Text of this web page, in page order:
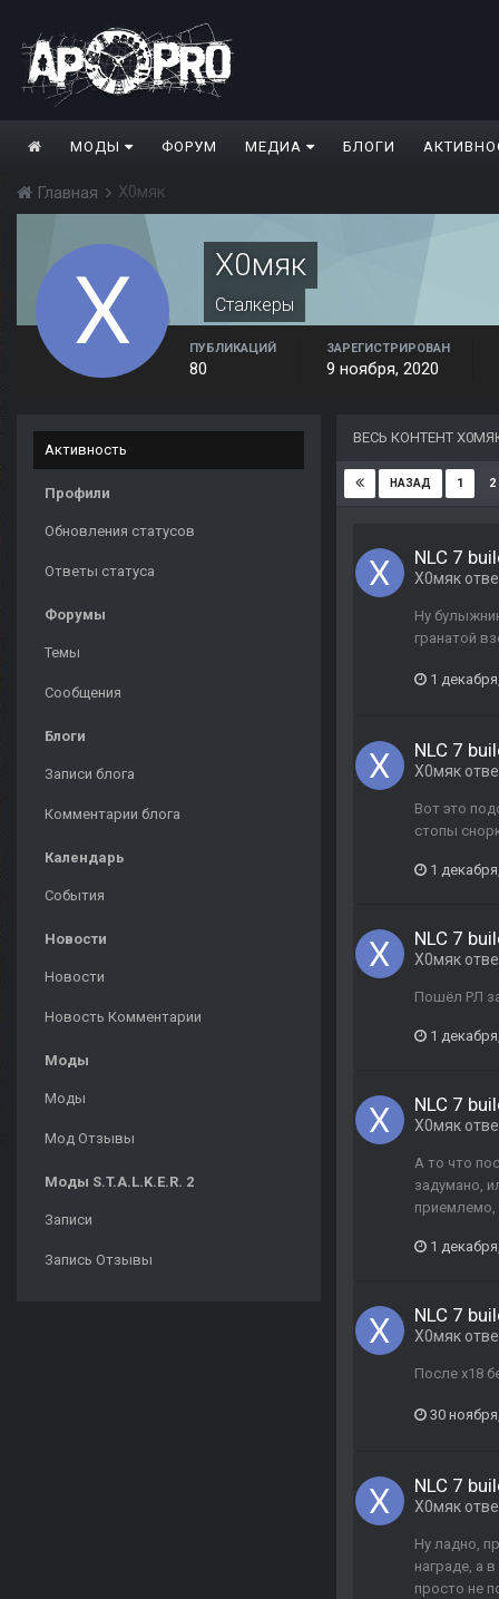
МОДЫ ФОРУМ МЕДИА БЛОГИ
Главная Х0мяк
Х0мяк
Сталкеры
ПУБЛИКАЦИЙ
80
ЗАРЕГИСТРИРОВАН
9 ноября, 2020
Активность
Профили
Обновления статусов
Ответы статуса
Форумы
Темы
Сообщения
Блоги
Записи блога
Комментарии блога
Календарь
События
Новости
Новости
Новость Комментарии
Моды
Моды
Мод Отзывы
Моды S.T.A.L.K.E.R. 2
Записи
Запись Отзывы
ВЕСЬ КОНТЕНТ
НАЗАД 1 2
NLC 7
Х0мяк
Ну
гранатой
1
NLC 7
Х0мяк
Вот это
стопы
1
NLC 7
Х0мяк
Пошёл РЛ
1
NLC 7
Х0мяк
А то что
задумано,
приемлемо,
1
NLC 7
Х0мяк
После х18
30
NLC 7
Х0мяк
Ну ладно,
награде, а
просто не